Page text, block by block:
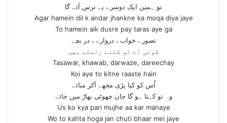
تو ہمیں ایک دوسرے پے ترس آئے گا
Agar hamein dil k andar jhankne ka moqa diya jaye
To hamein aik dusre pay taras aye ga
تصور ، خواب ، دروازے ، در بچے
کوئی آے تو کتنے راستے ہیں
Tasawar, khawab, darwaze, dareechay
Koi aye to kitne raaste hain
اُس کو کیا پڑی مجھے آکر منائے
وہ تو کہتا ہو گا جان چھوٹی بھاڑ میں جائے
Us ko kya pari mujhe aa kar manaye
Wo to kahta hoga jan chuti bhaar mei jaye